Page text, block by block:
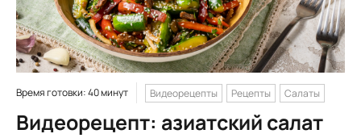
Время готовки: 40 минут Видеорецепты Рецепты Салаты
Видеорецепт: азиатский салат